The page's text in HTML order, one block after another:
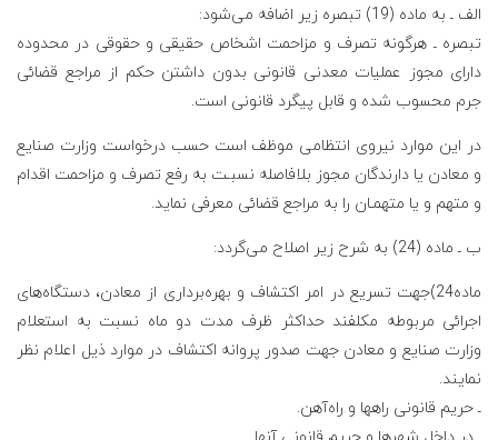
الف ـ به ماده (19) تبصره زیر اضافه می‌شود:
تبصره ـ هرگونه تصرف و مزاحمت اشخاص حقیقی و حقوقی در محدوده
دارای مجوز عملیات معدنی قانونی بدون داشتن حکم از مراجع قضائی
جرم محسوب شده و قابل پیگرد قانونی است.
در این موارد نیروی انتظامی موظف است حسب درخواست وزارت صنایع
و معادن یا دارندگان مجوز بلافاصله نسبـت به رفع تصرف و مزاحمت اقدام
و متهم و یا متهمـان را به مراجع قضائی معرفی نماید.
ب ـ ماده (24) به شرح زیر اصلاح می‌گردد:
ماده24)جهت تسریع در امر اکتشاف و بهره‌برداری از معادن، دستگاه‌های
اجرائی مربوطه مکلفند حداکثر ظرف مدت دو ماه نسبت به استعلام
وزارت صنایع و معادن جهت صدور پروانه اکتشاف در موارد ذیل اعلام نظر
نمایند.
ـ حریم قانونی راهها و راه‌آهن.